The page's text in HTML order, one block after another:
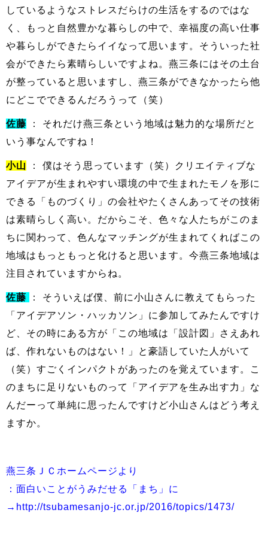
しているようなストレスだらけの生活をするのではな
く、もっと自然豊かな暮らしの中で、幸福度の高い仕事
や暮らしができたらイイなって思います。そういった社
会ができたら素晴らしいですよね。燕三条にはその土台
が整っていると思いますし、燕三条ができなかったら他
にどこでできるんだろうって（笑）
佐藤
： それだけ燕三条という地域は魅力的な場所だと
いう事なんですね！
小山
： 僕はそう思っています（笑）クリエイティブな
アイデアが生まれやすい環境の中で生まれたモノを形に
できる「ものづくり」の会社やたくさんあってその技術
は素晴らしく高い。だからこそ、色々な人たちがこのま
ちに関わって、色んなマッチングが生まれてくればこの
地域はもっともっと化けると思います。今燕三条地域は
注目されていますからね。
佐藤
： そういえば僕、前に小山さんに教えてもらった
「アイデアソン・ハッカソン」に参加してみたんですけ
ど、その時にある方が「この地域は「設計図」さえあれ
ば、作れないものはない！」と豪語していた人がいて
（笑）すごくインパクトがあったのを覚えています。こ
のまちに足りないものって「アイデアを生み出す力」な
んだーって単純に思ったんですけど小山さんはどう考え
ますか。
燕三条ＪＣホームページより
：面白いことがうみだせる「まち」に
→ http://tsubamesanjo-jc.or.jp/2016/topics/1473/